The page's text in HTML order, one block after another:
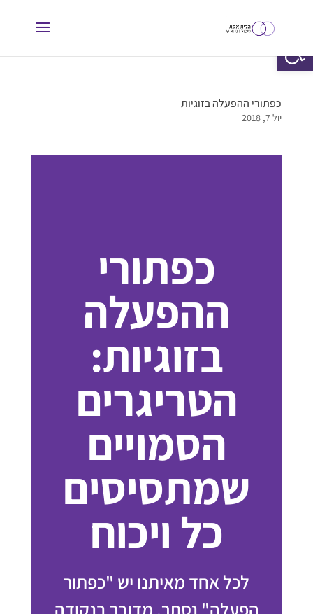
כפתורי ההפעלה בזוגיות
יול 7, 2018
כפתורי
ההפעלה
בזוגיות:
הטריגרים
הסמויים
שמתסיסים
כל ויכוח
לכל אחד מאיתנו יש "כפתור
הפעלה" נסתר. מדובר בנקודה
פתח סרגל נגישות